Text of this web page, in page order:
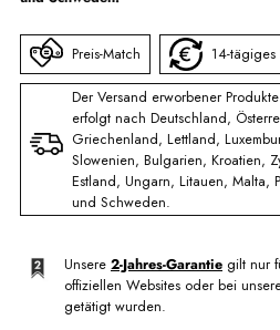
Preis-Match 14-
Der Versand erworbener
erfolgt nach Deutschland,
Griechenland, Lettland,
Slowenien, Bulgarien, Kroatien,
Estland, Ungarn, Litauen, Malta,
und Schweden.
Unsere 2-Jahres-Garantie gilt nur
offiziellen Websites oder bei
getätigt wurden.